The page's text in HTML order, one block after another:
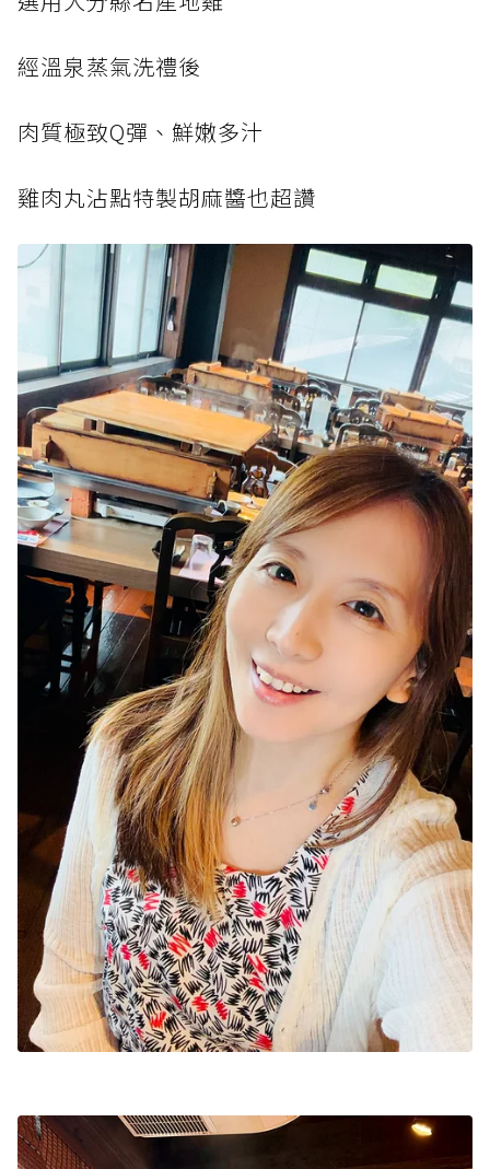
經溫泉蒸氣洗禮後
肉質極致Q彈、鮮嫩多汁
雞肉丸沾點特製胡麻醬也超讚